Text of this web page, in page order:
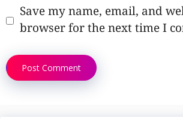
Save my name, email, and
browser for the next time I